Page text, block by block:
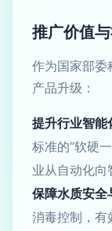
推广价值
作为国家部委
产品升级：
提升行业智能
标准的“软硬
业从自动化向
保障水质安全
消毒控制，有